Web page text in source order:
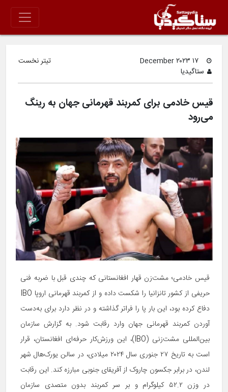
۱۷ December ۲۰۲۳
ستاگیدیا
تیتر نخست
قیس خادمی برای کمربند قهرمانی جهان به رینگ
می‌رود
قیس خادمی؛ مشت‌زن قهار افغانستانی که چندی قبل با ضربه فنی
حریفی از کشور تانزانیا را شکست داده و از کمربند قهرمانی اروپا IBO
دفاع کرده بود، این بار پا را فراتر گذاشته و در نظر دارد برای به‌دست
آوردن کمربند قهرمانی جهان وارد رقابت شود. به گزارش سازمان
بین‌المللی مشت‌زنی (IBO)، این ورزش‌کار حرفه‌ای افغانستان، قرار
است به تاریخ ۲۷ جنوری سال ۲۰۲۴ میلادی، در سالن یورک‌هال شهر
لندن، در برابر جکسون چاروک از آفریقای جنوبی مبارزه کند. این رقابت
در وزن ۵۲.۲ کیلوگرام و بر سر کمربند بدون متصدی سازمان